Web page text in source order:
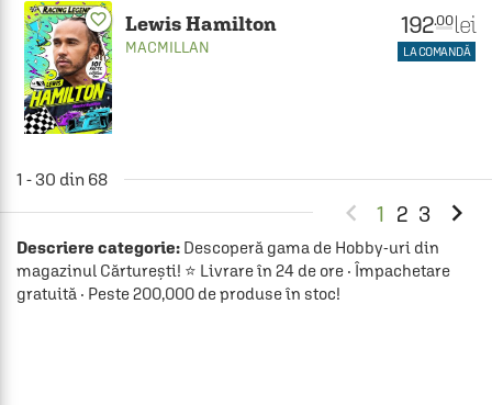
favorite_border Lewis Hamilton
MACMILLAN
192.00 lei
LA COMANDĂ
1 - 30 din 68
 1 2 3 
Descriere categorie: Descoperă gama de Hobby-uri din
magazinul Cărturești! ⭐ Livrare în 24 de ore · Împachetare
gratuită · Peste 200,000 de produse în stoc!